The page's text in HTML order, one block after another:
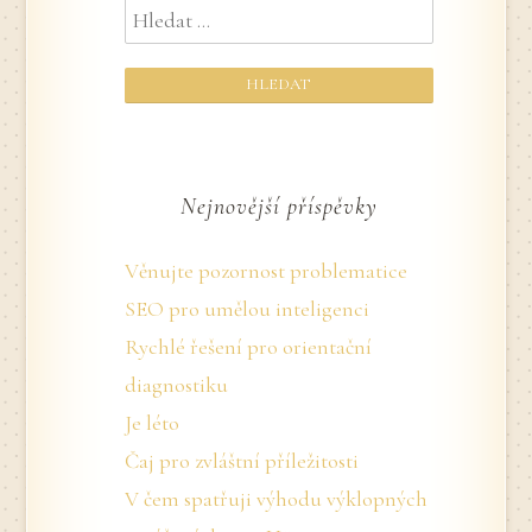
Nejnovější příspěvky
Věnujte pozornost problematice
SEO pro umělou inteligenci
Rychlé řešení pro orientační
diagnostiku
Je léto
Čaj pro zvláštní příležitosti
V čem spatřuji výhodu výklopných